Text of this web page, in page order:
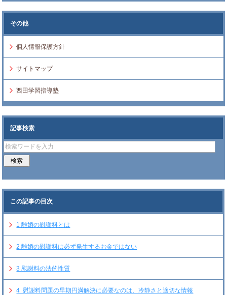
その他
個人情報保護方針
サイトマップ
西田学習指導塾
記事検索
この記事の目次
1 離婚の慰謝料とは
2 離婚の慰謝料は必ず発生するお金ではない
3 慰謝料の法的性質
4 慰謝料問題の早期円満解決に必要なのは、冷静さと適切な情報